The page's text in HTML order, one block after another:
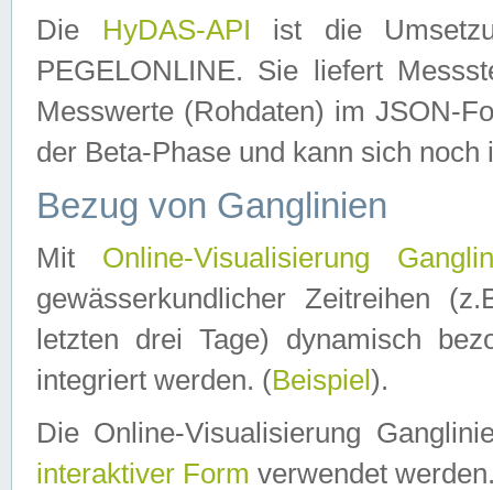
Die HyDAS-API ist die
PEGELONLINE. Sie liefert
Messwerte (Rohdaten) im JSON-
der Beta-Phase und kann sich noch
Bezug von Ganglinien
Mit Online-Visualisierung
gewässerkundlicher Zeitreihen
letzten drei Tage) dynamisch
integriert werden. (Beispiel ).
Die Online-Visualisierung
interaktiver Form verwendet